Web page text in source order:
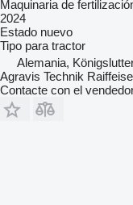
Maquinaria de
2024
Estado nuevo
Tipo para tractor
Alemania,
Agravis Technik
Contacte con el